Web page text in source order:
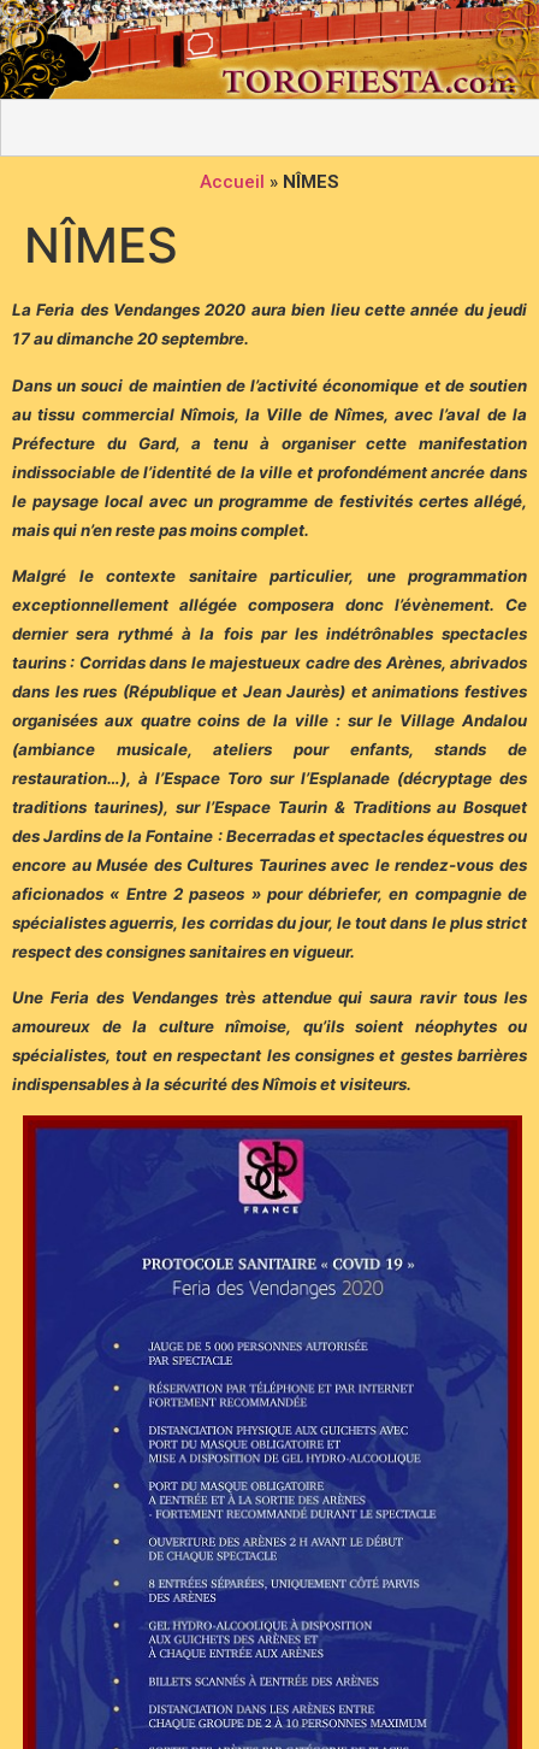
Accueil » NÎMES
NÎMES
La Feria des Vendanges 2020 aura bien lieu cette année du jeudi
17 au dimanche 20 septembre.
Dans un souci de maintien de l’activité économique et de soutien
au tissu commercial Nîmois, la Ville de Nîmes, avec l’aval de la
Préfecture du Gard, a tenu à organiser cette manifestation
indissociable de l’identité de la ville et profondément ancrée dans
le paysage local avec un programme de festivités certes allégé,
mais qui n’en reste pas moins complet.
Malgré le contexte sanitaire particulier, une programmation
exceptionnellement allégée composera donc l’évènement. Ce
dernier sera rythmé à la fois par les indétrônables spectacles
taurins : Corridas dans le majestueux cadre des Arènes, abrivados
dans les rues (République et Jean Jaurès) et animations festives
organisées aux quatre coins de la ville : sur le Village Andalou
(ambiance musicale, ateliers pour enfants, stands de
restauration…), à l’Espace Toro sur l’Esplanade (décryptage des
traditions taurines), sur l’Espace Taurin & Traditions au Bosquet
des Jardins de la Fontaine : Becerradas et spectacles équestres ou
encore au Musée des Cultures Taurines avec le rendez-vous des
aficionados « Entre 2 paseos » pour débriefer, en compagnie de
spécialistes aguerris, les corridas du jour, le tout dans le plus strict
respect des consignes sanitaires en vigueur.
Une Feria des Vendanges très attendue qui saura ravir tous les
amoureux de la culture nîmoise, qu’ils soient néophytes ou
spécialistes, tout en respectant les consignes et gestes barrières
indispensables à la sécurité des Nîmois et visiteurs.